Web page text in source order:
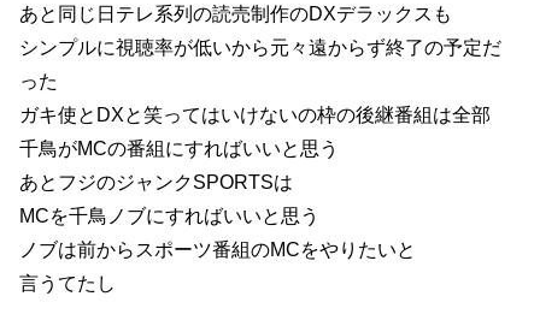
あと同じ日テレ系列の読売制作のDXデラックスも
シンプルに視聴率が低いから元々遠からず終了の予定だ
った
ガキ使とDXと笑ってはいけないの枠の後継番組は全部
千鳥がMCの番組にすればいいと思う
あとフジのジャンクSPORTSは
MCを千鳥ノブにすればいいと思う
ノブは前からスポーツ番組のMCをやりたいと
言うてたし